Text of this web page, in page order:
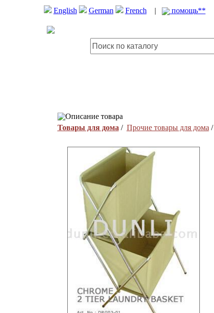
English German French | помощь**
Описание товара
Товары для дома / Прочие товары для дома /